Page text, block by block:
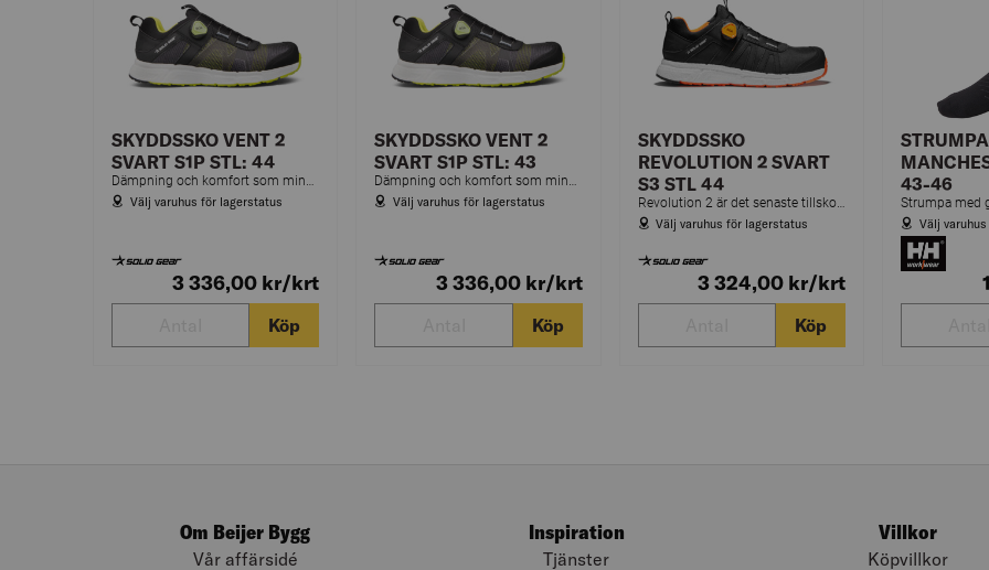
SKYDDSSKO VENT 2
SVART S1P STL: 44
Välj varuhus för lagerstatus
3 336,00 kr/krt
Köp
SKYDDSSKO VENT 2
SVART S1P STL: 43
Välj varuhus för lagerstatus
3 336,00 kr/krt
Köp
SKYDDSSKO
REVOLUTION 2 SVART
S3 STL 44
Välj varuhus för lagerstatus
3 324,00 kr/krt
Köp
43-46
Välj
Om Beijer Bygg
Vår affärsidé
Inspiration
Tjänster
Villkor
Köpvillkor